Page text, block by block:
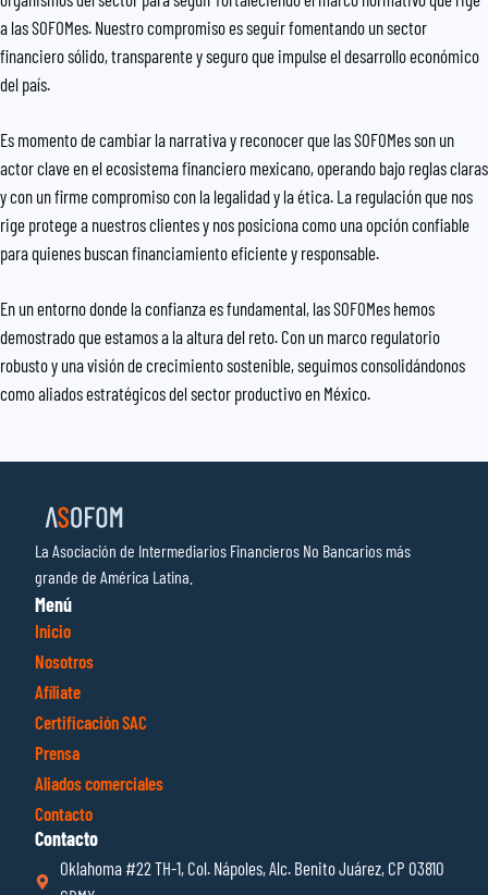
a las SOFOMes. Nuestro compromiso es seguir fomentando un sector
financiero sólido, transparente y seguro que impulse el desarrollo económico
del país.
Es momento de cambiar la narrativa y reconocer que las SOFOMes son un
actor clave en el ecosistema financiero mexicano, operando bajo reglas claras
y con un firme compromiso con la legalidad y la ética. La regulación que nos
rige protege a nuestros clientes y nos posiciona como una opción confiable
para quienes buscan financiamiento eficiente y responsable.
En un entorno donde la confianza es fundamental, las SOFOMes hemos
demostrado que estamos a la altura del reto. Con un marco regulatorio
robusto y una visión de crecimiento sostenible, seguimos consolidándonos
como aliados estratégicos del sector productivo en México.
La Asociación de Intermediarios Financieros No Bancarios más
grande de América Latina.
Menú
Inicio
Nosotros
Afíliate
Certificación SAC
Prensa
Aliados comerciales
Contacto
Contacto
Oklahoma #22 TH-1, Col. Nápoles, Alc. Benito Juárez, CP 03810